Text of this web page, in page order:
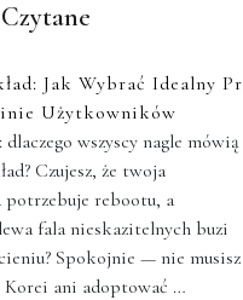
Jak Wybrać Idealny Pr
Użytkowników
wszyscy nagle mówią
Czujesz, że twoja
potrzebuje rebootu, a
fala nieskazitelnych buzi
Spokojnie — nie musisz
Korei ani adoptować …